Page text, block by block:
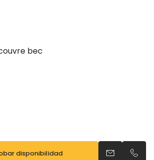
bec
disponibilidad Enviar un